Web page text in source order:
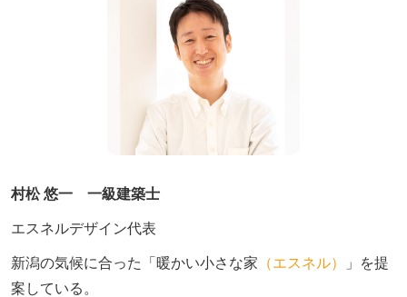
村松 悠一 一級建築士
エスネルデザイン代表
新潟の気候に合った「暖かい小さな家 （エスネル）
」を提
案している。